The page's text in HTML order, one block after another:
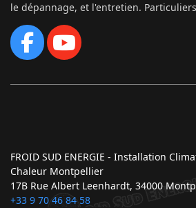
le dépannage, et l'entretien.
FROID SUD ENERGIE - Installation
Chaleur Montpellier
17B Rue Albert Leenhardt, 34000
+33 9 70 46 84 58